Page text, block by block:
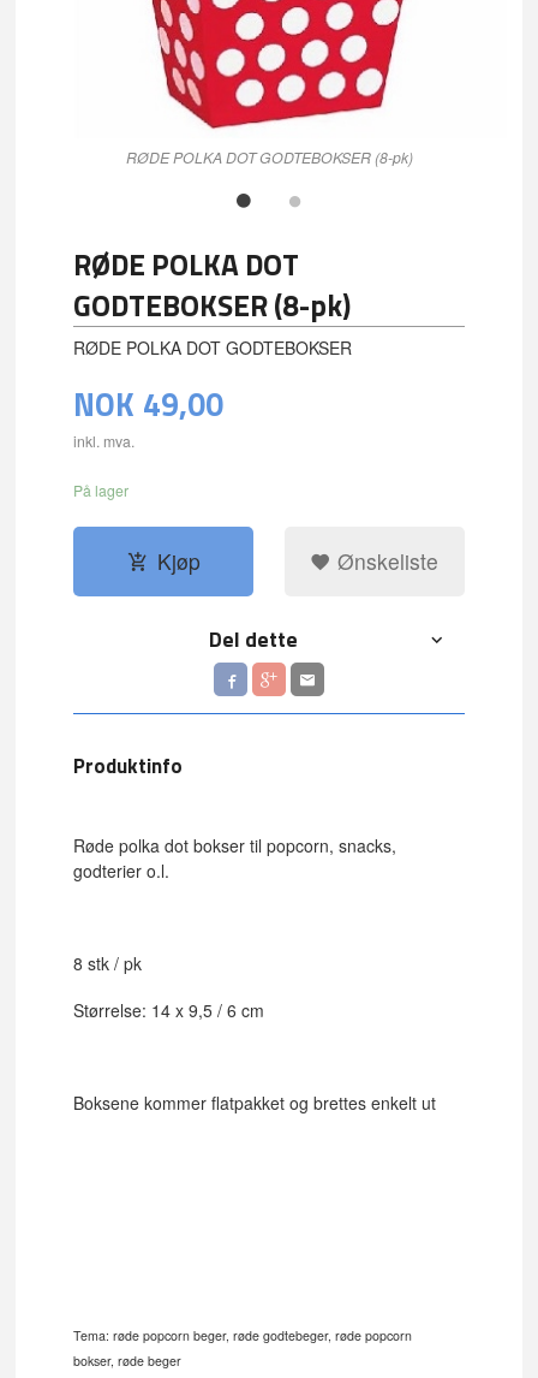
RØDE POLKA DOT GODTEBOKSER (8-pk)
RØDE POLKA DOT
GODTEBOKSER (8-pk)
RØDE POLKA DOT GODTEBOKSER
NOK 49,00
inkl. mva.
På lager
Kjøp Ønskeliste
Del dette
Produktinfo
Røde polka dot bokser til popcorn, snacks,
godterier o.l.
8 stk / pk
Størrelse: 14 x 9,5 / 6 cm
Boksene kommer flatpakket og brettes enkelt ut
Tema: røde popcorn beger, røde godtebeger, røde popcorn
bokser, røde beger